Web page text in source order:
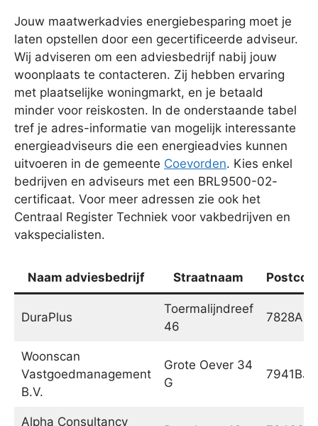
Jouw maatwerkadvies energiebesparing moet je
laten opstellen door een gecertificeerde adviseur.
Wij adviseren om een adviesbedrijf nabij jouw
woonplaats te contacteren. Zij hebben ervaring
met plaatselijke woningmarkt, en je betaald
minder voor reiskosten. In de onderstaande tabel
tref je adres-informatie van mogelijk interessante
energieadviseurs die een energieadvies kunnen
uitvoeren in de gemeente Coevorden. Kies enkel
bedrijven en adviseurs met een BRL9500-02-
certificaat. Voor meer adressen zie ook het
Centraal Register Techniek voor vakbedrijven en
vakspecialisten.
Naam adviesbedrijf Straatnaam
DuraPlus
Toermalijndreef
46
7828AS
Woonscan
Vastgoedmanagement
B.V.
Grote Oever 34
G
7941BJ
Alpha Consultancy